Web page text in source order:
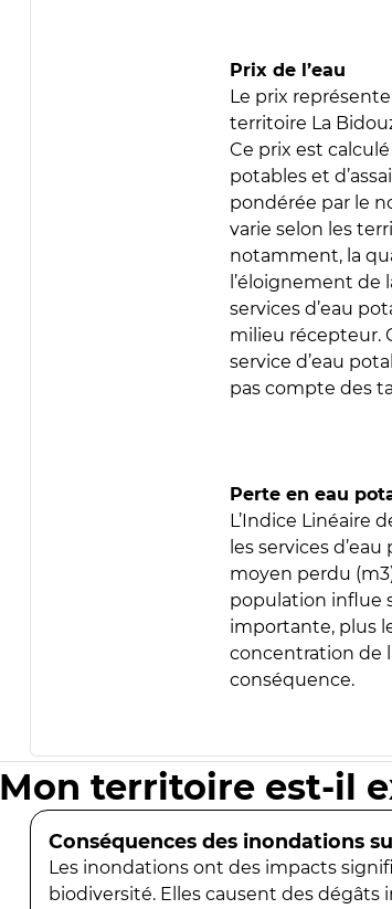
Prix de l’eau
Le prix
territoire La
Ce prix est
potables et
pondérée par le
varie selon les
notamment, la
l’éloignement
services d’eau
milieu récepteur.
service d’eau
pas compte des
Perte en eau
L’Indice Linéaire
les services
moyen perdu
population influe
importante, plus
concentration de
conséquence.
Mon territoire est-il
Conséquences des inondations
Les inondations ont des impacts
biodiversité. Elles causent des